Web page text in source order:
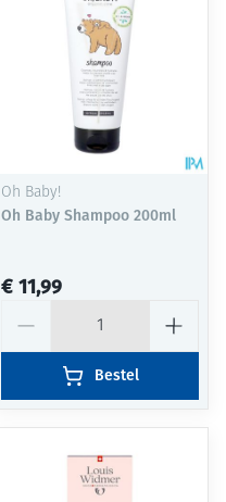
Oh Baby!
Oh Baby Shampoo 200ml
€ 11,99
Bestel